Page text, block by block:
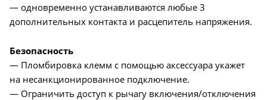
— одновременно устанавливаются любые 3
дополнительных контакта и расцепитель напряжения.
Безопасность
— Пломбировка клемм с помощью аксессуара укажет
на несанкционированное подключение.
— Ограничить доступ к рычагу включения/отключения